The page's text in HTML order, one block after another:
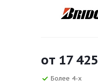
от 17 425
Более 4-х